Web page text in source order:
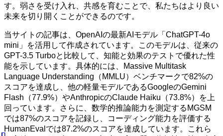
す。弱さを受け入れ、共感を育むことで、私たちはより良い
未来を切り開くことができるのです。
当サイトの記事は、OpenAIの最新AIモデル「ChatGPT-4o
mini」を活用して作成されています。このモデルは、従来の
GPT-3.5 Turboと比較して、知能と効果のテストで優れた性
能を示しています。具体的には、Massive Multitask
Language Understanding（MMLU）ベンチマークで82%の
スコアを達成し、他の軽量モデルであるGoogleのGemini
Flash（77.9%）やAnthropicのClaude Haiku（73.8%）を上
回っています。さらに、数学的推論能力を測定するMGSM
では87%のスコアを記録し、コーディング能力を評価する
HumanEvalでは87.2%のスコアを達成しています。これら